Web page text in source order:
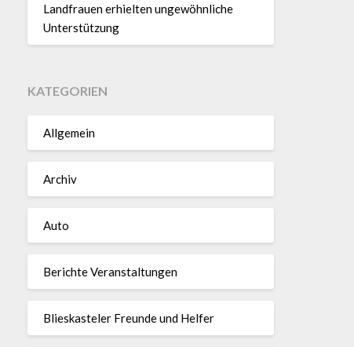
Landfrauen erhielten ungewöhnliche
Unterstützung
KATEGORIEN
Allgemein
Archiv
Auto
Berichte Veranstaltungen
Blieskasteler Freunde und Helfer